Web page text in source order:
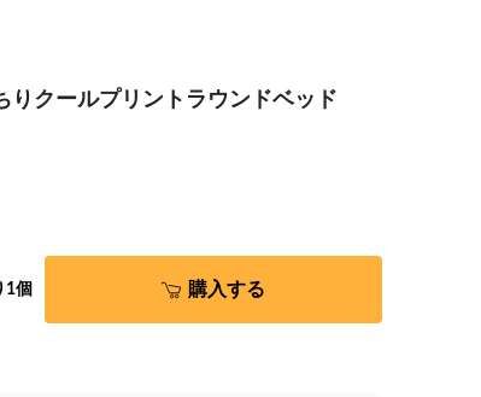
クールプリントラウンドベッド
1個 購入する